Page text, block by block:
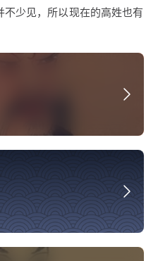
少见，所以现在的高姓也有